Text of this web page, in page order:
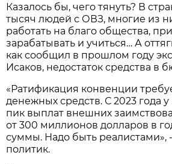
Казалось бы, чего тянуть? В
тысяч людей с ОВЗ, многие из
работать на благо общества,
зарабатывать и учиться… А
как сообщил в прошлом году
Исаков, недостаток средства в
«Ратификация конвенции
денежных средств. С 2023 года у
пик выплат внешних
от 300 миллионов долларов в
суммы. Надо быть реалистами»,
политик.